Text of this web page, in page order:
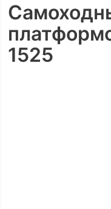
1525